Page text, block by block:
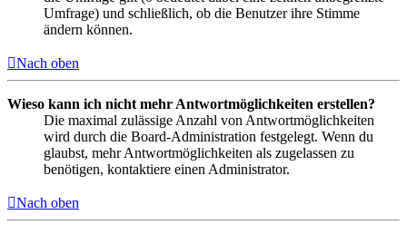
Umfrage) und schließlich, ob die Benutzer ihre Stimme
ändern können.
Nach oben
Wieso kann ich nicht mehr Antwortmöglichkeiten erstellen?
Die maximal zulässige Anzahl von Antwortmöglichkeiten
wird durch die Board-Administration festgelegt. Wenn du
glaubst, mehr Antwortmöglichkeiten als zugelassen zu
benötigen, kontaktiere einen Administrator.
Nach oben